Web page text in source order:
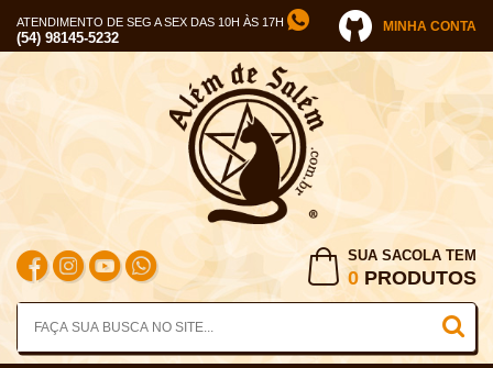
ATENDIMENTO DE SEG A SEX DAS 10H ÀS 17H
(54) 98145-5232
MINHA CONTA
SUA SACOLA TEM
0 PRODUTOS